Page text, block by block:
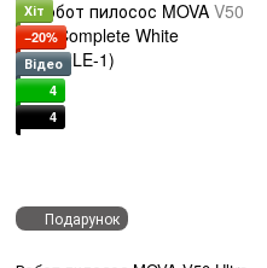
Подарунок
Хіт
−20%
Відео
4
4